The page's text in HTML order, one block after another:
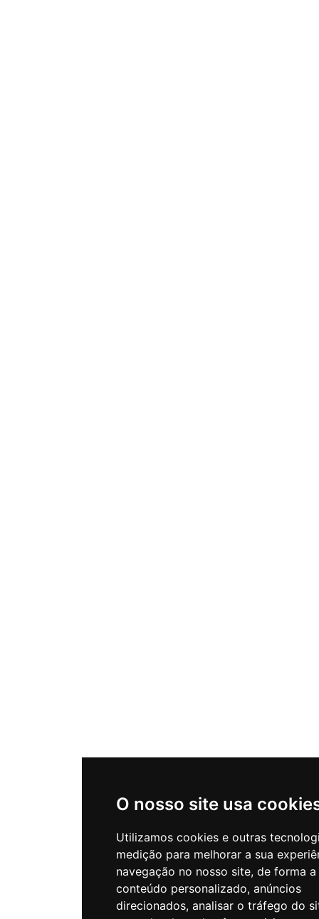
O nosso site usa
Utilizamos cookies e outras
medição para melhorar a sua
navegação no nosso site, de forma
conteúdo personalizado, anúncios
direcionados, analisar o tráfego do